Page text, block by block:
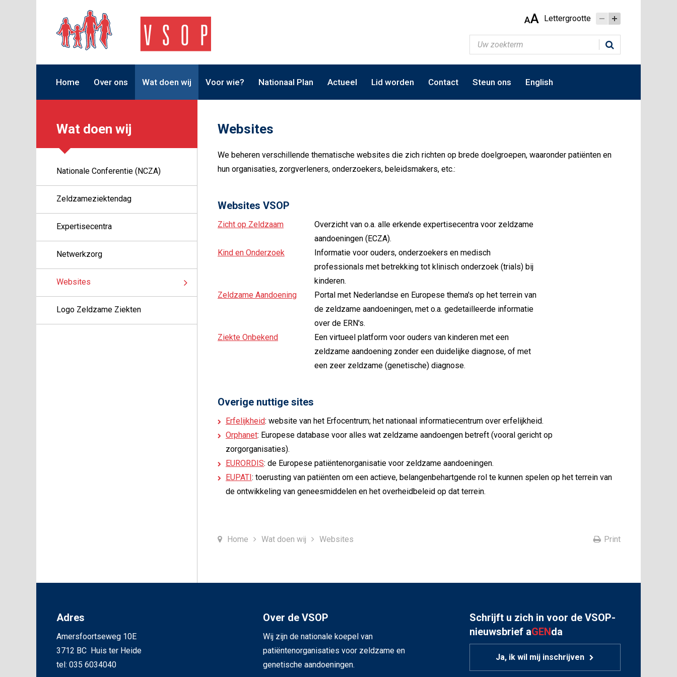
AA Lettergrootte
Home Over ons Wat doen wij Voor wie? Nationaal Plan Actueel Lid worden Contact Steun ons English
Wat doen wij
Nationale Conferentie (NCZA)
Zeldzameziektendag
Expertisecentra
Netwerkzorg
Websites
Logo Zeldzame Ziekten
Websites
We beheren verschillende thematische websites die zich richten op brede doelgroepen, waaronder patiënten en
hun organisaties, zorgverleners, onderzoekers, beleidsmakers, etc.:
Websites VSOP
Zicht op Zeldzaam
Overzicht van o.a. alle erkende expertisecentra voor zeldzame
aandoeningen (ECZA).
Kind en Onderzoek
Informatie voor ouders, onderzoekers en medisch
professionals met betrekking tot klinisch onderzoek (trials) bij
kinderen.
Zeldzame Aandoening
Portal met Nederlandse en Europese thema's op het terrein van
de zeldzame aandoeningen, met o.a. gedetailleerde informatie
over de ERN's.
Ziekte Onbekend
Een virtueel platform voor ouders van kinderen met een
zeldzame aandoening zonder een duidelijke diagnose, of met
een zeer zeldzame (genetische) diagnose.
Overige nuttige sites
Erfelijkheid: website van het Erfocentrum; het nationaal informatiecentrum over erfelijkheid.
Orphanet: Europese database voor alles wat zeldzame aandoengen betreft (vooral gericht op
zorgorganisaties).
EURORDIS: de Europese patiëntenorganisatie voor zeldzame aandoeningen.
EUPATI: toerusting van patiënten om een actieve, belangenbehartgende rol te kunnen spelen op het terrein van
de ontwikkeling van geneesmiddelen en het overheidbeleid op dat terrein.
Home Wat doen wij Websites Print
Adres
Amersfoortseweg 10E
3712 BC Huis ter Heide
tel: 035 6034040
Over de VSOP
Wij zijn de nationale koepel van
patiëntenorganisaties voor zeldzame en
genetische aandoeningen.
Schrijft u zich in voor de VSOP-
nieuwsbrief aGENda
Ja, ik wil mij inschrijven